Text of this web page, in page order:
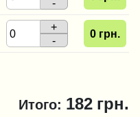
-
+
-
0 грн.
Итого: 182 грн.